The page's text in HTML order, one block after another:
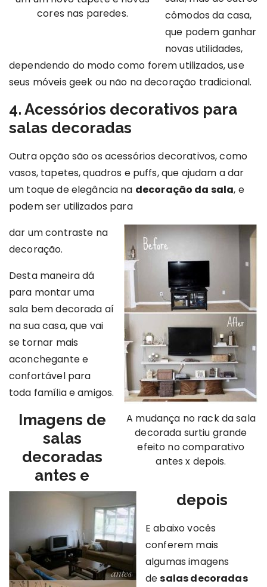
cores nas paredes.
cômodos da casa,
que podem ganhar
novas utilidades,
dependendo do modo como forem utilizados, use
seus móveis geek ou não na decoração tradicional.
4. Acessórios decorativos para
salas decoradas
Outra opção são os acessórios decorativos, como
vasos, tapetes, quadros e puffs, que ajudam a dar
um toque de elegância na decoração da sala, e
podem ser utilizados para
A mudança no rack da sala
decorada surtiu grande
efeito no comparativo
antes x depois.
dar um contraste na
decoração.
Desta maneira dá
para montar uma
sala bem decorada aí
na sua casa, que vai
se tornar mais
aconchegante e
confortável para
toda família e amigos.
Imagens de
salas
decoradas
antes e
depois
E abaixo vocês
conferem mais
algumas imagens
desalas decoradas